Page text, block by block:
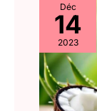
Déc
14
2023